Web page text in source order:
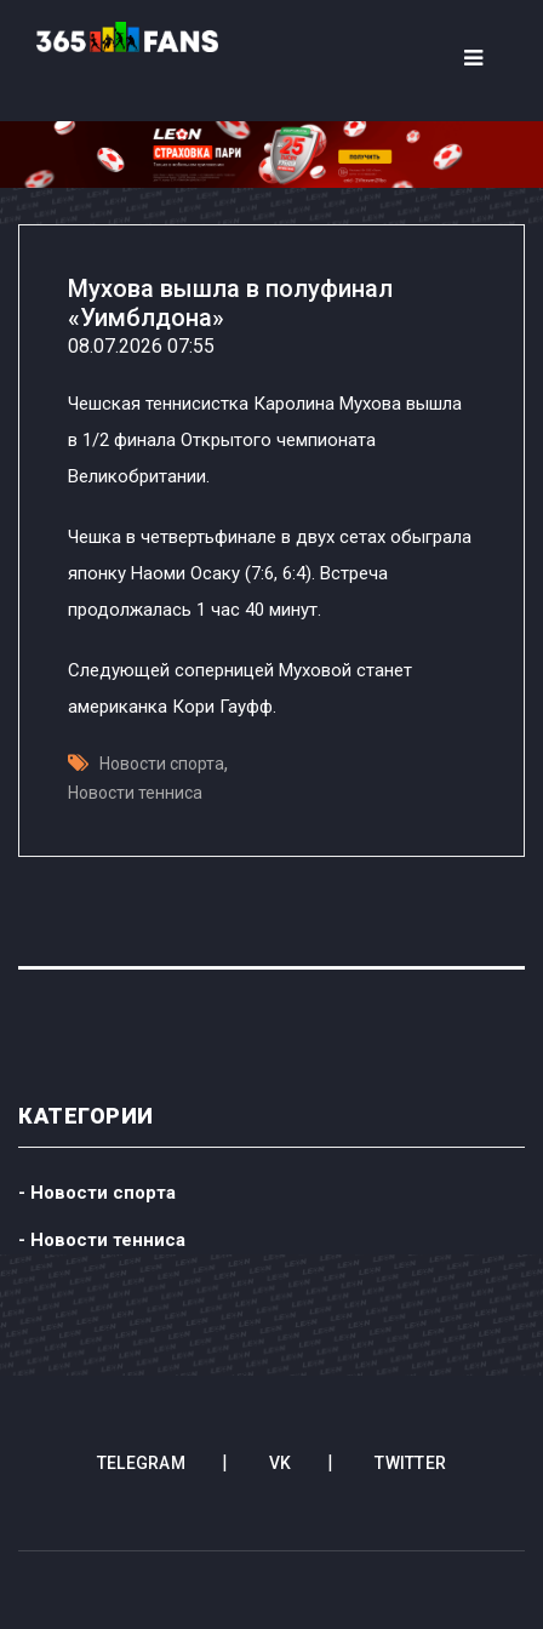
Мухова вышла в полуфинал
«Уимблдона»
08.07.2026 07:55
Чешская теннисистка Каролина Мухова вышла
в 1/2 финала Открытого чемпионата
Великобритании.
Чешка в четвертьфинале в двух сетах обыграла
японку Наоми Осаку (7:6, 6:4). Встреча
продолжалась 1 час 40 минут.
Следующей соперницей Муховой станет
американка Кори Гауфф.
Новости спорта,
Новости тенниса
КАТЕГОРИИ
- Новости спорта
- Новости тенниса
TELEGRAM VK TWITTER